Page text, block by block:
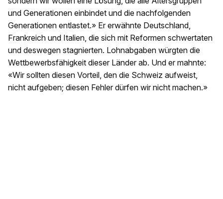
und Generationen einbindet und die nachfolgenden
Generationen entlastet.» Er erwähnte Deutschland,
Frankreich und Italien, die sich mit Reformen schwertaten
und deswegen stagnierten. Lohnabgaben würgten die
Wettbewerbsfähigkeit dieser Länder ab. Und er mahnte:
«Wir sollten diesen Vorteil, den die Schweiz aufweist,
nicht aufgeben; diesen Fehler dürfen wir nicht machen.»